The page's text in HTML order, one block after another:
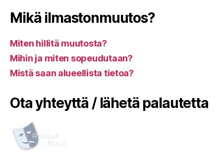
Mikä ilmastonmuutos?
Miten hillitä muutosta?
Mihin ja miten sopeudutaan?
Mistä saan alueellista tietoa?
Ota yhteyttä / lähetä palautetta